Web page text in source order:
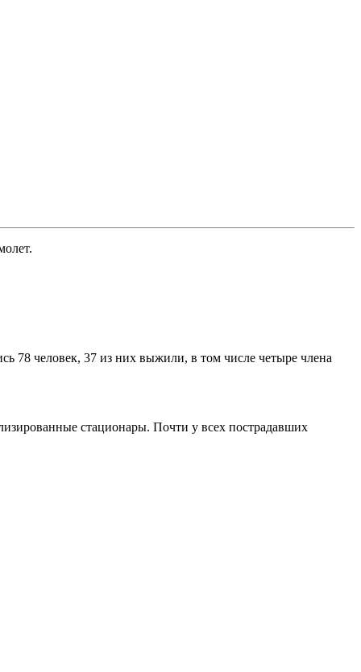
.
78 человек, 37 из них выжили, в том числе четыре члена
стационары. Почти у всех пострадавших